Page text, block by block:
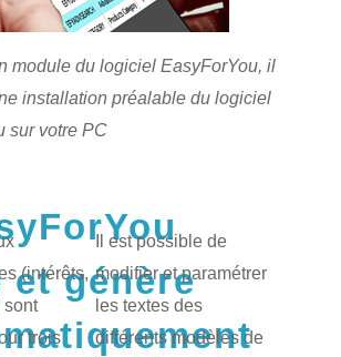
module du logiciel EasyForYou, il
installation préalable du logiciel
sur votre PC
et génère
(intérêts,
sont
trois
Il est possible de
modifier et paramétrer
les textes des
différents modèles de